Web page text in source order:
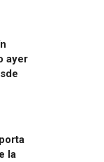
ayer
la